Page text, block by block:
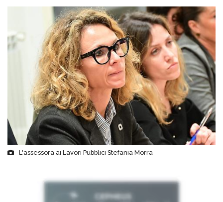
L'assessora ai Lavori Pubblici Stefania Morra